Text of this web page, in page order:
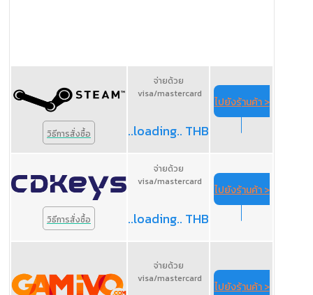
วิธีการสั่งซื้อ
จ่ายด้วย
visa/mastercard
..loading.. THB
ไปยังร้านค้า >
วิธีการสั่งซื้อ
จ่ายด้วย
visa/mastercard
..loading.. THB
ไปยังร้านค้า >
จ่ายด้วย
visa/mastercard
ไปยังร้านค้า >